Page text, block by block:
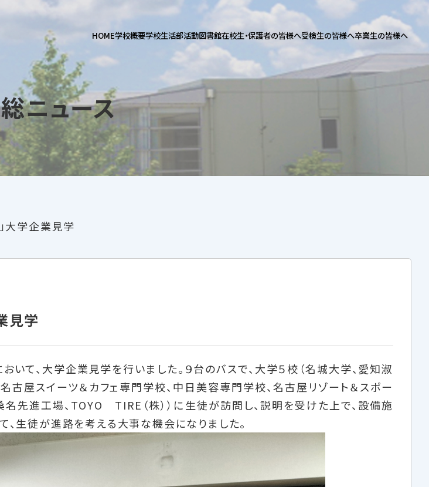
HOME学校概要学校生活部活動図書館在校生・保護者の皆様へ受検生の皆様へ卒業生の皆様へ
ニュース
大学企業見学
見学
いて、大学企業見学を行いました。９台のバスで、大学５校（名城大学、愛知淑
古屋スイーツ＆カフェ専門学校、中日美容専門学校、名古屋リゾート＆スポー
名先進工場、TOYO TIRE（株））に生徒が訪問し、説明を受けた上で、設備施
生徒が進路を考える大事な機会になりました。